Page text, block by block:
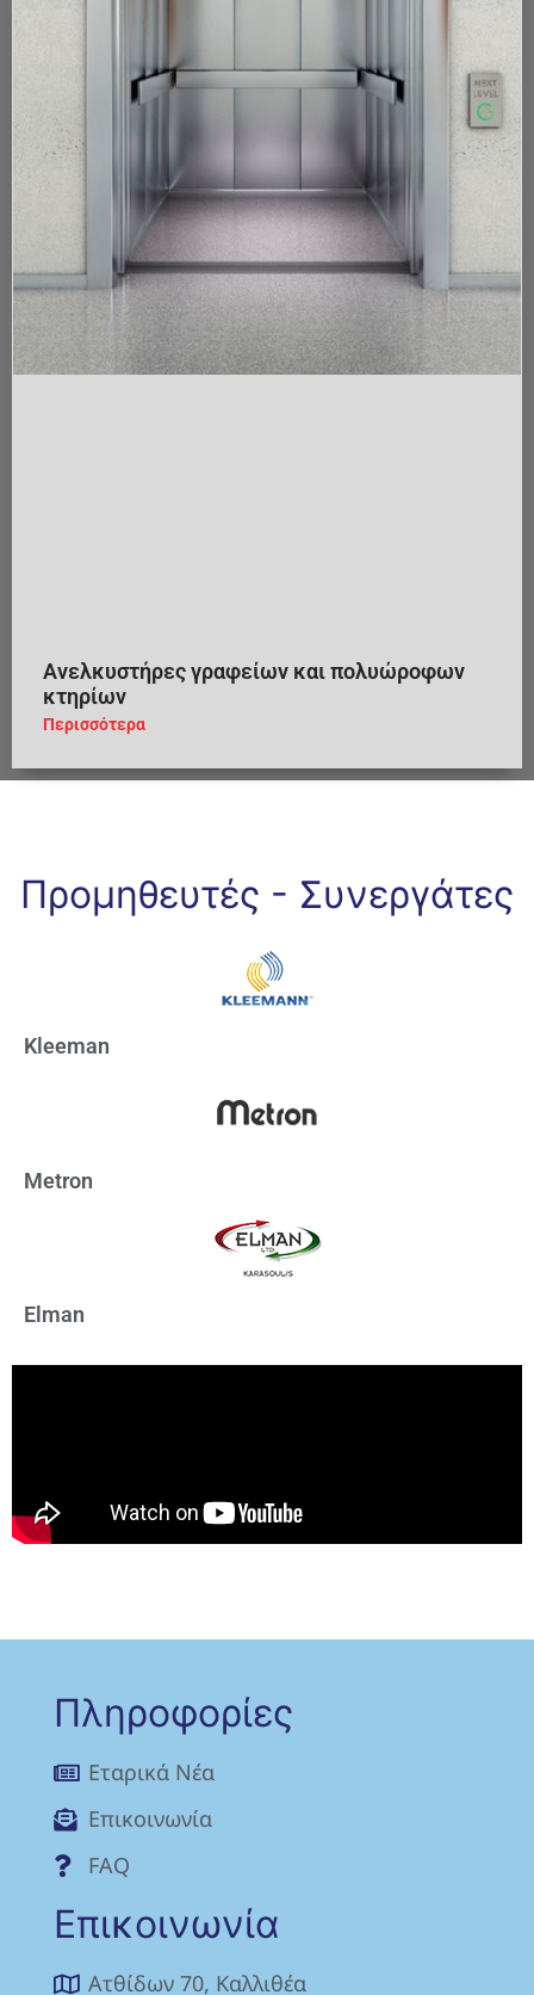
Ανελκυστήρες γραφείων και πολυώροφων
κτηρίων
Περισσότερα
Προμηθευτές - Συνεργάτες
Kleeman
Metron
Elman
Πληροφορίες
Eταρικά Νέα
Επικοινωνία
FAQ
Επικοινωνία
Ατθίδων 70, Καλλιθέα